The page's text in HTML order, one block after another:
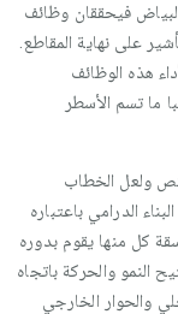
فيحققان وظائف
على نهاية المقاطع.
هذه الوظائف
ما تسم الأسطر
ولعل الخطاب
الدرامي باعتباره
كل منها يقوم بدوره
النمو والحركة باتجاه
والحوار الخارجي